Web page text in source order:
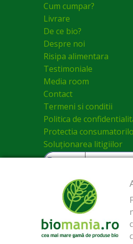
Cum cumpar?
Livrare
De ce bio?
Despre noi
Risipa alimentara
Testimoniale
Media room
Contact
Termeni si conditii
Politica de
Protectia
Soluționarea litigiilor